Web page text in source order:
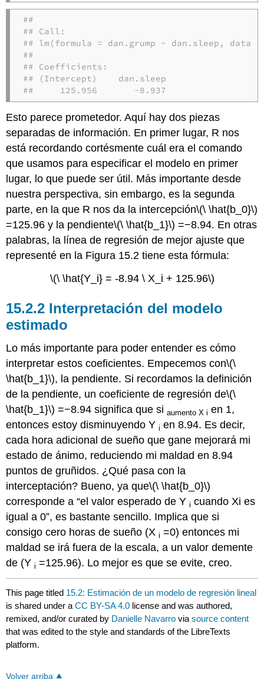
##
## Call:
## lm(formula = dan.grump ~ dan.sleep, data
##
## Coefficients:
## (Intercept)    dan.sleep
##     125.956       -8.937
Esto parece prometedor. Aquí hay dos piezas
separadas de información. En primer lugar, R nos
está recordando cortésmente cuál era el comando
que usamos para especificar el modelo en primer
lugar, lo que puede ser útil. Más importante desde
nuestra perspectiva, sin embargo, es la segunda
parte, en la que R nos da la intercepción\(\ \hat{b_0}\)
=125.96 y la pendiente\(\ \hat{b_1}\) =−8.94. En otras
palabras, la línea de regresión de mejor ajuste que
representé en la Figura 15.2 tiene esta fórmula:
\(\ \hat{Y_i} = -8.94 \ X_i + 125.96\)
Interpretación del modelo
estimado
Lo más importante para poder entender es cómo
interpretar estos coeficientes. Empecemos con\(\
\hat{b_1}\), la pendiente. Si recordamos la definición
de la pendiente, un coeficiente de regresión de\(\
\hat{b_1}\) =−8.94 significa que si aumento X i en 1,
entonces estoy disminuyendo Yi en 8.94. Es decir,
cada hora adicional de sueño que gane mejorará mi
estado de ánimo, reduciendo mi maldad en 8.94
puntos de gruñidos. ¿Qué pasa con la
interceptación? Bueno, ya que\(\ \hat{b_0}\)
corresponde a “el valor esperado de Yi cuando Xi es
igual a 0”, es bastante sencillo. Implica que si
consigo cero horas de sueño (Xi =0) entonces mi
maldad se irá fuera de la escala, a un valor demente
de (Yi =125.96). Lo mejor es que se evite, creo.
This page titled 15.2: Estimación de un modelo de regresión lineal
is shared under aCC BY-SA 4.0 license and was authored,
remixed, and/or curated by Danielle Navarro viasource content
that was edited to the style and standards of the LibreTexts
platform.
Volver arriba